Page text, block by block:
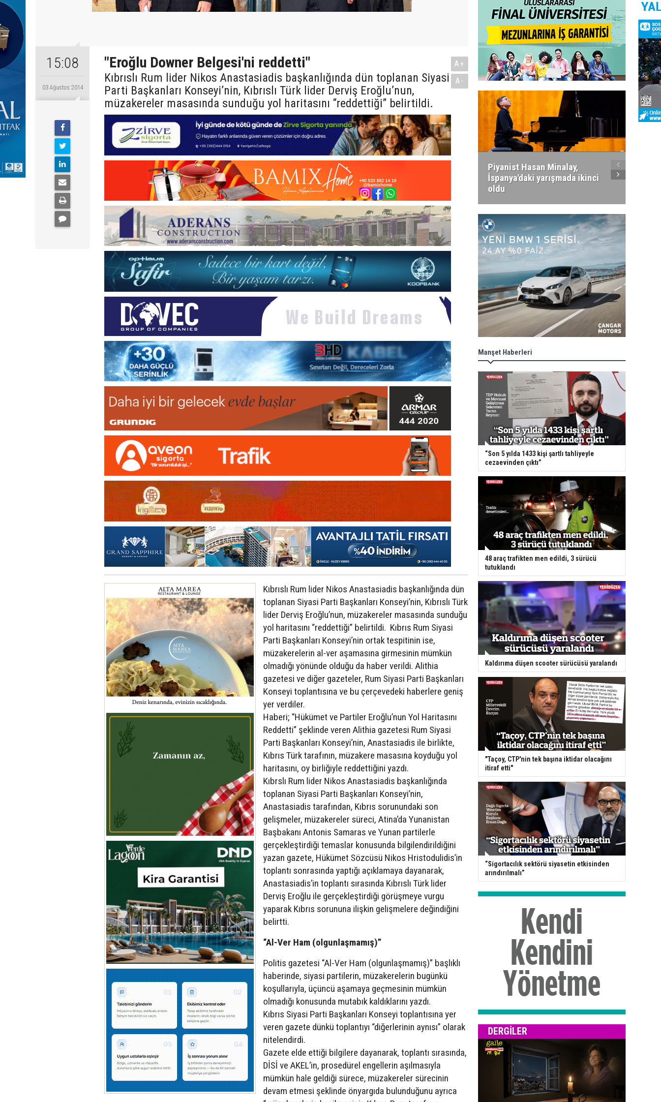
15:08
03 Ağustos 2014
"Eroğlu Downer Belgesi'ni reddetti"
Kıbrıslı Rum lider Nikos Anastasiadis başkanlığında dün toplanan Siyasi
Parti Başkanları Konseyi’nin, Kıbrıslı Türk lider Derviş Eroğlu’nun,
müzakereler masasında sunduğu yol haritasını “reddettiği” belirtildi.
A+
A-
Kıbrıslı Rum lider Nikos Anastasiadis başkanlığında dün
toplanan Siyasi Parti Başkanları Konseyi’nin, Kıbrıslı Türk
lider Derviş Eroğlu’nun, müzakereler masasında sunduğu
yol haritasını “reddettiği” belirtildi. Kıbrıs Rum Siyasi
Parti Başkanları Konseyi’nin ortak tespitinin ise,
müzakerelerin al-ver aşamasına girmesinin mümkün
olmadığı yönünde olduğu da haber verildi. Alithia
gazetesi ve diğer gazeteler, Rum Siyasi Parti Başkanları
Konseyi toplantısına ve bu çerçevedeki haberlere geniş
yer verdiler.
Haberi; “Hükümet ve Partiler Eroğlu’nun Yol Haritasını
Reddetti” şeklinde veren Alithia gazetesi Rum Siyasi
Parti Başkanları Konseyi’nin, Anastasiadis ile birlikte,
Kıbrıs Türk tarafının, müzakere masasına koyduğu yol
haritasını, oy birliğiyle reddettiğini yazdı.
Kıbrslı Rum lider Nikos Anastasiadis başkanlığında
toplanan Siyasi Parti Başkanları Konseyi’nin,
Anastasiadis tarafından, Kıbrıs sorunundaki son
gelişmeler, müzakereler süreci, Atina’da Yunanistan
Başbakanı Antonis Samaras ve Yunan partilerle
gerçekleştirdiği temaslar konusunda bilgilendirildiğini
yazan gazete, Hükümet Sözcüsü Nikos Hristodulidis’in
toplantı sonrasında yaptığı açıklamaya dayanarak,
Anastasiadis’in toplantı sırasında Kıbrıslı Türk lider
Derviş Eroğlu ile gerçekleştirdiği görüşmeye vurgu
yaparak Kıbrıs sorununa ilişkin gelişmelere değindiğini
belirtti.
“Al-Ver Ham (olgunlaşmamış)”
Politis gazetesi “Al-Ver Ham (olgunlaşmamış)” başlıklı
haberinde, siyasi partilerin, müzakerelerin bugünkü
koşullarıyla, üçüncü aşamaya geçmesinin mümkün
olmadığı konusunda mutabık kaldıklarını yazdı.
Kıbrıs Siyasi Parti Başkanları Konseyi toplantısına yer
veren gazete dünkü toplantıyı “diğerlerinin aynısı” olarak
nitelendirdi.
Gazete elde ettiği bilgilere dayanarak, toplantı sırasında,
DİSİ ve AKEL’in, prosedürel engellerin aşılmasıyla
mümkün hale geldiği sürece, müzakereler sürecinin
devam etmesi şeklinde önyargıda bulunduğunu ayrıca
Piyanist Hasan Minalay,
İspanya'daki yarışmada ikinci
oldu
Manşet Haberleri
“Son 5 yılda 1433 kişi şartlı tahliyeyle
cezaevinden çıktı”
48 araç trafikten men edildi, 3 sürücü
tutuklandı
Kaldırıma düşen scooter sürücüsü yaralandı
"Taçoy, CTP'nin tek başına iktidar olacağını
itiraf etti"
“Sigortacılık sektörü siyasetin etkisinden
arındırılmalı”
DERGILER